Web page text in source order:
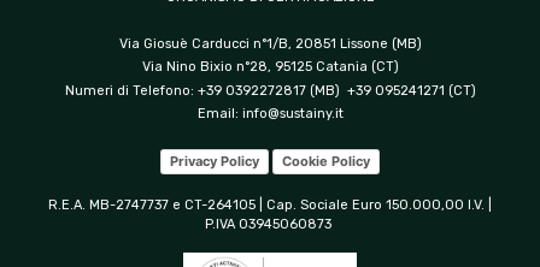
Via Giosuè Carducci n°1/B, 20851 Lissone (MB)
Via Nino Bixio n°28, 95125 Catania (CT)
Numeri di Telefono: +39 0392272817 (MB) +39 095241271 (CT)
Email: info@sustainy.it
Privacy Policy Cookie Policy
R.E.A. MB-2747737 e CT-264105 | Cap. Sociale Euro 150.000,00 I.V. |
P.IVA 03945060873